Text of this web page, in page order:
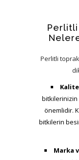
Perlitli
Perlitli
bitkilerinizin
önemlidir.
bitkilerin
Marka